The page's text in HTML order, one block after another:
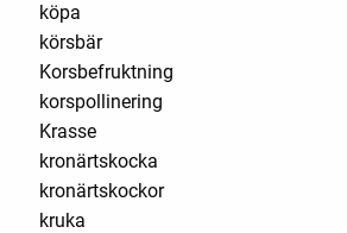
köpa
körsbär
Korsbefruktning
korspollinering
Krasse
kronärtskocka
kronärtskockor
kruka